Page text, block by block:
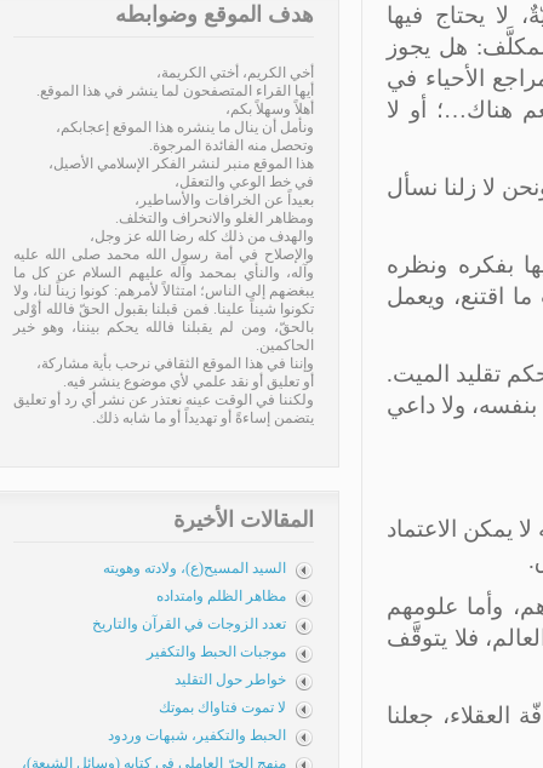
يحتاج فيها
هل يجوز
الأحياء في
أو لا
لا زلنا نسأل
بفكره ونظره
اقتنع، ويعمل
تقليد الميت.
ولا داعي
الاعتماد
وأما علومهم
فلا يتوقَّف
جعلنا
هدف الموقع وضوابطه
أخي الكريم، أختي الكريمة،
أيها القراء المتصفحون لما ينشر في هذا الموقع.
أهلاً وسهلاً بكم،
ونأمل أن ينال ما ينشره هذا الموقع إعجابكم،
وتحصل منه الفائدة المرجوة.
هذا الموقع منبر لنشر الفكر الإسلامي الأصيل،
في خط الوعي والتعقل،
بعيداً عن الخرافات والأساطير،
ومظاهر الغلو والانحراف والتخلف.
والهدف من ذلك كله رضا الله عز وجل،
والإصلاح في أمة رسول الله محمد صلى الله عليه
وآله، والنأي بمحمد وآله عليهم السلام عن كل ما
يبغضهم إلى الناس؛ امتثالاً لأمرهم: كونوا زيناً لنا، ولا
تكونوا شيناً علينا. فمن قبلنا بقبول الحقّ فالله أوْلى
بالحقّ، ومن لم يقبلنا فالله يحكم بيننا، وهو خير
الحاكمين.
وإننا في هذا الموقع الثقافي نرحب بأية مشاركة،
أو تعليق أو نقد علمي لأي موضوع ينشر فيه.
ولكننا في الوقت عينه نعتذر عن نشر أي رد أو تعليق
يتضمن إساءةً أو تهديداً أو ما شابه ذلك.
المقالات الأخيرة
السيد المسيح(ع)، ولادته وهويته
مظاهر الظلم وامتداده
تعدد الزوجات في القرآن والتاريخ
موجبات الحبط والتكفير
خواطر حول التقليد
لا تموت فتاواك بموتك
الحبط والتكفير، شبهات وردود
منهج الحرّ العاملي في كتابه (وسائل الشيعة)،